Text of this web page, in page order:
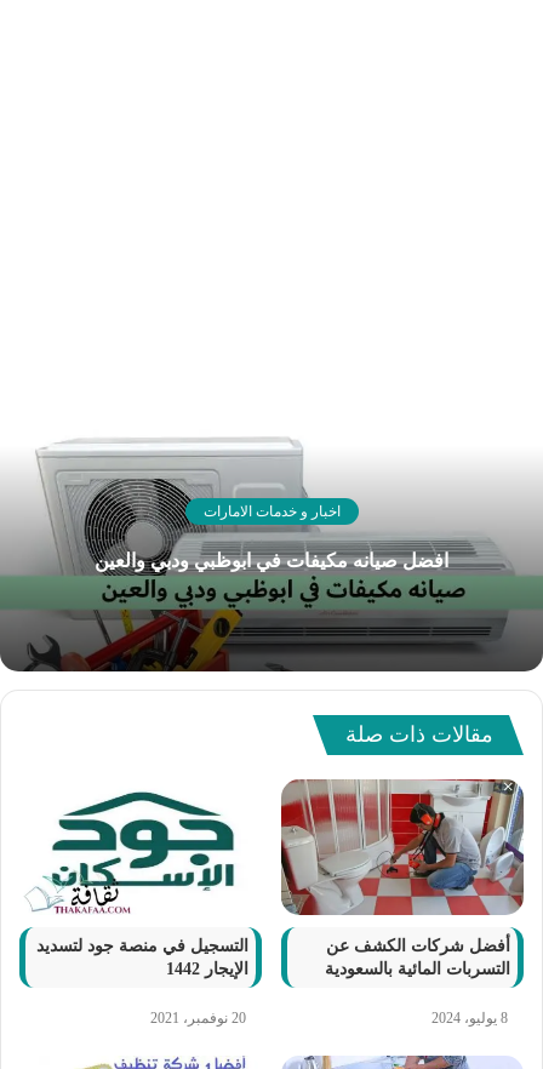
اخبار و خدمات الامارات
افضل صيانه مكيفات في ابوظبي ودبي والعين
مقالات ذات صلة
أفضل شركات الكشف عن
التسربات المائية بالسعودية
8 يوليو، 2024
التسجيل في منصة جود لتسديد
الإيجار 1442
20 نوفمبر، 2021